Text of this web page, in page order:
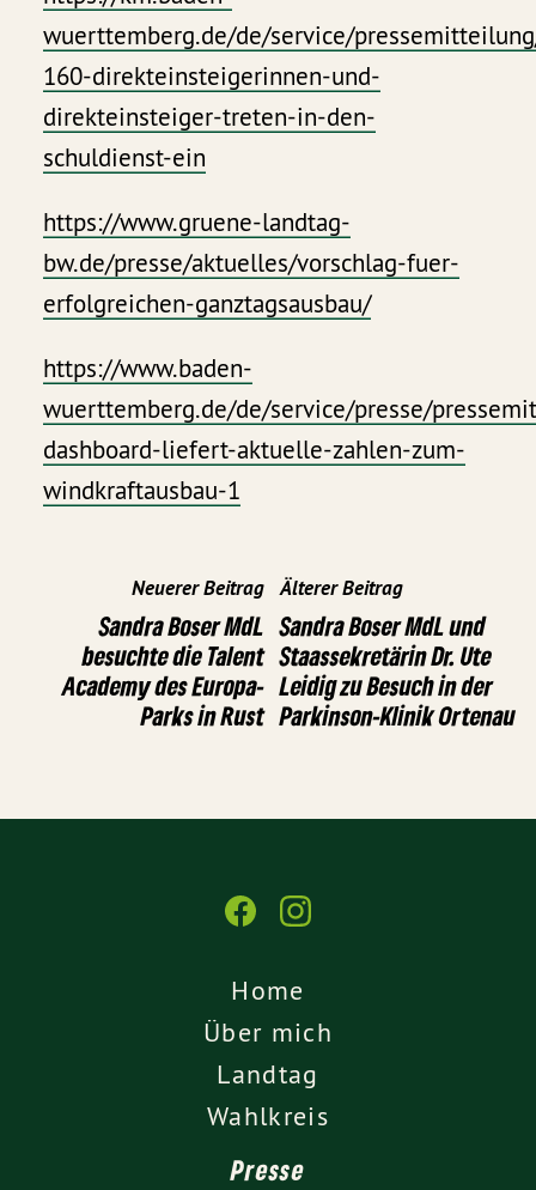
wuerttemberg.de/de/service/
160-direkteinsteigerinnen-und-
direkteinsteiger-treten-in-den-
schuldienst-ein
https://www.gruene-landtag-
bw.de/presse/aktuelles/vorschlag-fuer-
erfolgreichen-ganztagsausbau/
https://www.baden-
wuerttemberg.de/de/service/presse/
dashboard-liefert-aktuelle-zahlen-zum-
windkraftausbau-1
Neuerer Beitrag
Sandra Boser MdL
besuchte die Talent
Academy des Europa-
Parks in Rust
Älterer Beitrag
Sandra Boser MdL und
Staassekretärin Dr. Ute
Leidig zu Besuch in der
Parkinson-Klinik Ortenau
Home
Über mich
Landtag
Wahlkreis
Presse